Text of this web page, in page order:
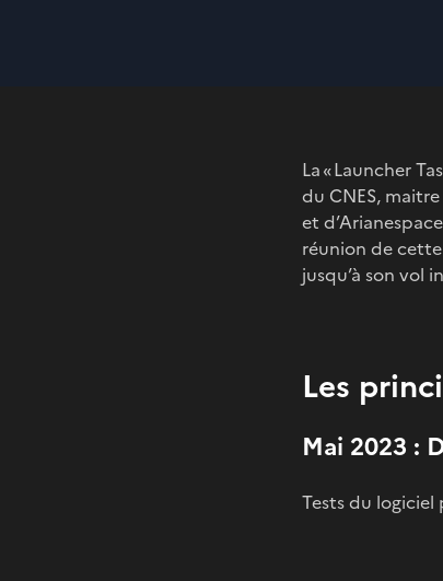
La « Launcher
du CNES,
et
réunion de
jusqu’à son vol
Les
Mai 2023 :
Tests du logiciel